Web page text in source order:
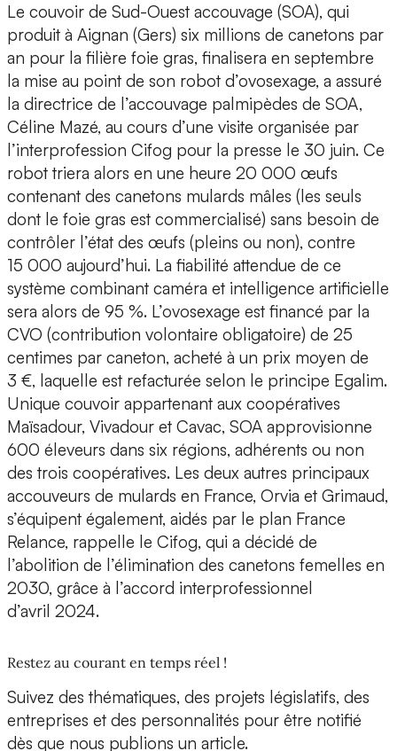
Le couvoir de Sud-Ouest accouvage (SOA), qui
produit à Aignan (Gers) six millions de canetons par
an pour la filière foie gras, finalisera en septembre
la mise au point de son robot d’ovosexage, a assuré
la directrice de l’accouvage palmipèdes de SOA,
Céline Mazé, au cours d’une visite organisée par
l’interprofession Cifog pour la presse le 30 juin. Ce
robot triera alors en une heure 20 000 œufs
contenant des canetons mulards mâles (les seuls
dont le foie gras est commercialisé) sans besoin de
contrôler l’état des œufs (pleins ou non), contre
15 000 aujourd’hui. La fiabilité attendue de ce
système combinant caméra et intelligence artificielle
sera alors de 95 %. L’ovosexage est financé par la
CVO (contribution volontaire obligatoire) de 25
centimes par caneton, acheté à un prix moyen de
3 €, laquelle est refacturée selon le principe Egalim.
Unique couvoir appartenant aux coopératives
Maïsadour, Vivadour et Cavac, SOA approvisionne
600 éleveurs dans six régions, adhérents ou non
des trois coopératives. Les deux autres principaux
accouveurs de mulards en France, Orvia et Grimaud,
s’équipent également, aidés par le plan France
Relance, rappelle le Cifog, qui a décidé de
l’abolition de l’élimination des canetons femelles en
2030, grâce à l’accord interprofessionnel
d’avril 2024.
Restez au courant en temps réel !
Suivez des thématiques, des projets législatifs, des
entreprises et des personnalités pour être notifié
dès que nous publions un article.